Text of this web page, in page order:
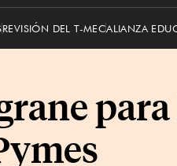
REVISIÓN DEL T-MECALIANZA